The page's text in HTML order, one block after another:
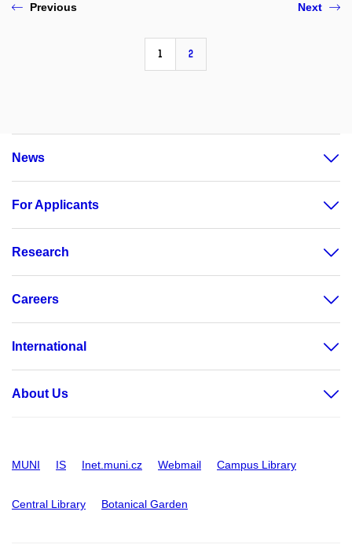
Previous
1 2
Next
News
For Applicants
Research
Careers
International
About Us
MUNI IS Inet.muni.cz Webmail Campus Library
Central Library Botanical Garden